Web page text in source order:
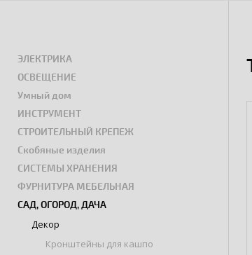
ЭЛЕКТРИКА
ОСВЕЩЕНИЕ
Умный дом
ИНСТРУМЕНТ
СТРОИТЕЛЬНЫЙ КРЕПЕЖ
Скобяные изделия
СИСТЕМЫ ХРАНЕНИЯ
ФУРНИТУРА МЕБЕЛЬНАЯ
САД, ОГОРОД, ДАЧА
Декор
Кронштейны для кашпо